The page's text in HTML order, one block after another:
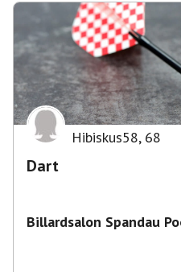
Hibiskus58, 68
Dart
Billardsalon Spandau